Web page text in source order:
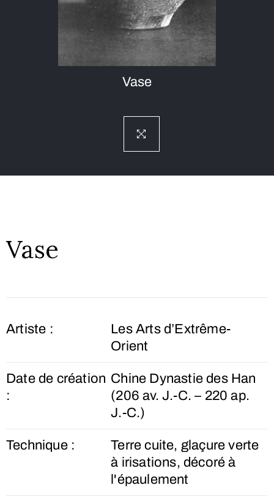
Vase
Vase
Artiste :
Les Arts d’Extrême-
Orient
Date de création
:
Chine Dynastie des Han
(206 av. J.-C. – 220 ap.
J.-C.)
Technique :
Terre cuite, glaçure verte
à irisations, décoré à
l'épaulement